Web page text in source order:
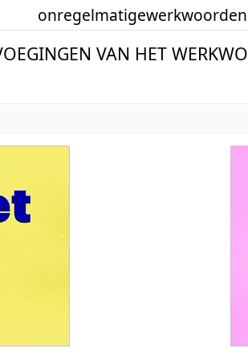
onregelmatigewerkwoorden
VAN HET